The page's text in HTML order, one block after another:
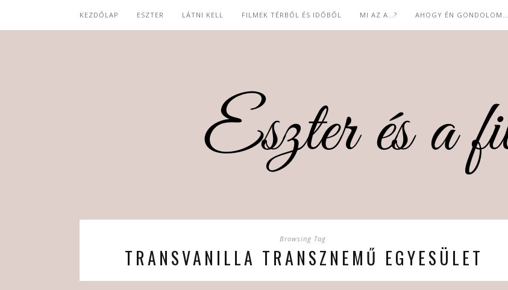
KEZDŐLAP ESZTER LÁTNI KELL FILMEK TÉRBŐL ÉS IDŐBŐL MI AZ A…? AHOGY ÉN GONDOLOM…
Browsing Tag
TRANSVANILLA TRANSZNEMŰ EGYESÜLET